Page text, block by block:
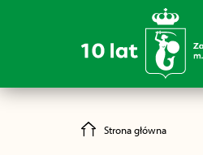
Strona główna